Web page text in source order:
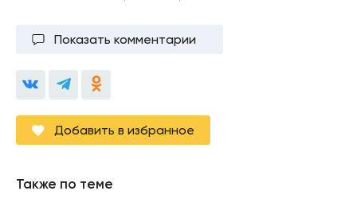
Показать комментарии
Добавить в избранное
Также по теме